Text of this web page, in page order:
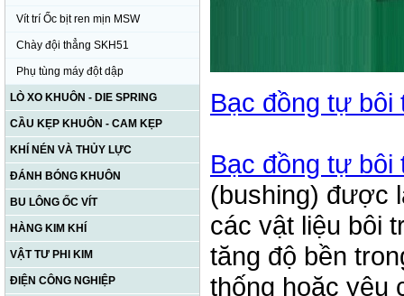
Vít trí Ốc bịt ren mịn MSW
Chày đội thẳng SKH51
Phụ tùng máy đột dập
LÒ XO KHUÔN - DIE SPRING
CẦU KẸP KHUÔN - CAM KẸP
KHÍ NÉN VÀ THỦY LỰC
ĐÁNH BÓNG KHUÔN
BU LÔNG ỐC VÍT
HÀNG KIM KHÍ
VẬT TƯ PHI KIM
ĐIỆN CÔNG NGHIỆP
Bạc đồng tự
Bạc đồng tự bôi
(bushing) được
các vật liệu bôi
tăng độ bền
thống hoặc yêu